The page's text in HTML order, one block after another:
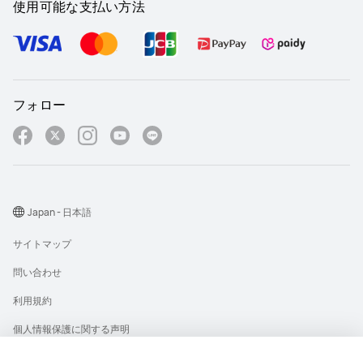
使用可能な支払い方法
フォロー
サイトマップ
問い合わせ
利用規約
個人情報保護に関する声明
Japan - 日本語